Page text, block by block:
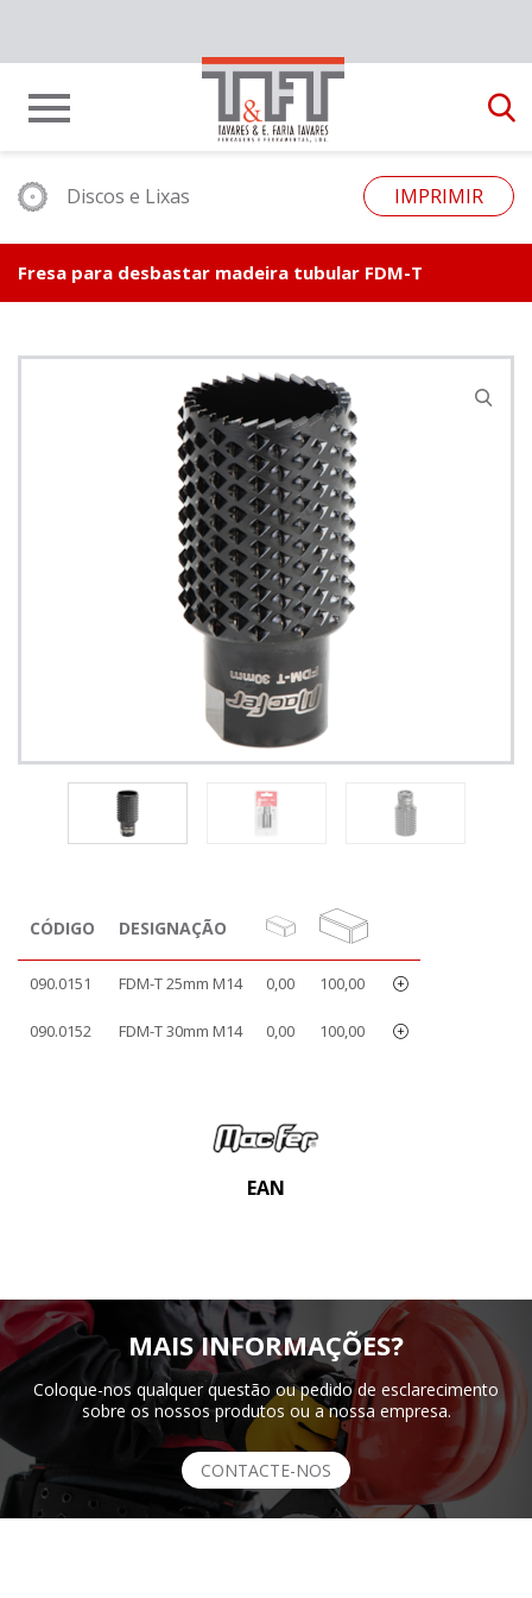
Discos e Lixas IMPRIMIR
Fresa para desbastar madeira tubular FDM-T
CÓDIGO DESIGNAÇÃO
090.0151 FDM-T 25mm M14 0,00 100,00
090.0152 FDM-T 30mm M14 0,00 100,00
EAN
MAIS INFORMAÇÕES?
Coloque-nos qualquer questão ou pedido de esclarecimento
sobre os nossos produtos ou a nossa empresa.
CONTACTE-NOS